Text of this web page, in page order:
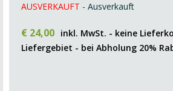
AUSVERKAUFT - Ausverkauft
€ 24,00 inkl. MwSt. - keine
Liefergebiet - bei Abholung 20%